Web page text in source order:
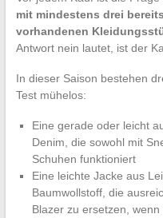
mit mindestens drei
vorhandenen
Antwort nein lautet, ist der
In dieser Saison bestehen
Test mühelos:
Eine gerade oder leicht
Denim, die sowohl mit
Schuhen funktioniert
Eine leichte Jacke aus
Baumwollstoff, die
Blazer zu ersetzen,